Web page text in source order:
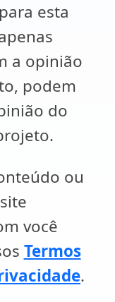
esta
a opinião
podem
do
ou
você
Termos
.